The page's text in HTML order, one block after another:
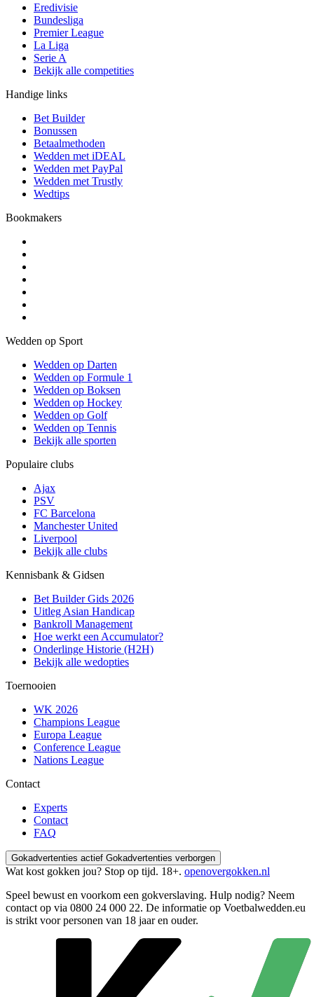
Eredivisie
Bundesliga
Premier League
La Liga
Serie A
Bekijk alle competities
Handige links
Bet Builder
Bonussen
Betaalmethoden
Wedden met iDEAL
Wedden met PayPal
Wedden met Trustly
Wedtips
Bookmakers
Wedden op Sport
Wedden op Darten
Wedden op Formule 1
Wedden op Boksen
Wedden op Hockey
Wedden op Golf
Wedden op Tennis
Bekijk alle sporten
Populaire clubs
Ajax
PSV
FC Barcelona
Manchester United
Liverpool
Bekijk alle clubs
Kennisbank & Gidsen
Bet Builder Gids 2026
Uitleg Asian Handicap
Bankroll Management
Hoe werkt een Accumulator?
Onderlinge Historie (H2H)
Bekijk alle wedopties
Toernooien
WK 2026
Champions League
Europa League
Conference League
Nations League
Contact
Experts
Contact
FAQ
Gokadvertenties actief Gokadvertenties verborgen
Wat kost gokken jou? Stop op tijd. 18+. openovergokken.nl
Speel bewust en voorkom een gokverslaving. Hulp nodig? Neem
contact op via 0800 24 000 22. De informatie op Voetbalwedden.eu
is strikt voor personen van 18 jaar en ouder.